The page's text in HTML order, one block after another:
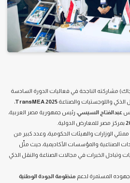
مشاركته الناجحة في فعاليات الدورة السادسة
واللوجستيات والصناعة TransMEA 2025،
عبدالفتاح السيسي، رئيس جمهورية مصر العربية،
بمركز مصر للمعارض الدولية.
الوزارات والهيئات الحكومية، وعدد كبير من
الصناعية والمؤسسات الأكاديمية، حيث مثّل
وتبادل الخبرات في مجالات الصناعة والنقل الذكي
المستمرة لدعم منظومة الجودة الوطنية